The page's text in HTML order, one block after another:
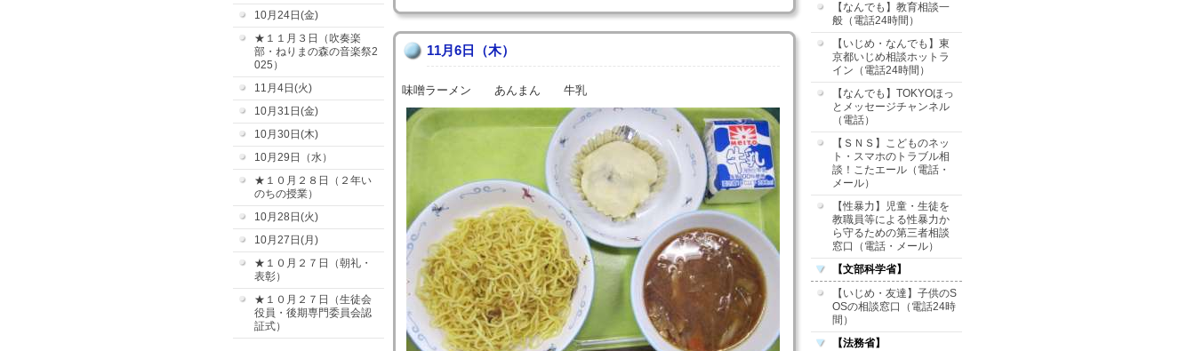
10月24日(金)
★１１月３日（吹奏楽
部・ねりまの森の音楽祭2
025）
11月4日(火)
10月31日(金)
10月30日(木)
10月29日（水）
★１０月２８日（２年い
のちの授業）
10月28日(火)
10月27日(月)
★１０月２７日（朝礼・
表彰）
★１０月２７日（生徒会
役員・後期専門委員会認
証式）
11月6日（木）
味噌ラーメン あんまん 牛乳
【なんでも】教育相談一
般（電話24時間）
【いじめ・なんでも】東
京都いじめ相談ホットラ
イン（電話24時間）
【なんでも】TOKYOほっ
とメッセージチャンネル
（電話）
【ＳＮＳ】こどものネッ
ト・スマホのトラブル相
談！こたエール（電話・
メール）
【性暴力】児童・生徒を
教職員等による性暴力か
ら守るための第三者相談
窓口（電話・メール）
【文部科学省】
【いじめ・友達】子供のS
OSの相談窓口（電話24時
間）
【法務省】